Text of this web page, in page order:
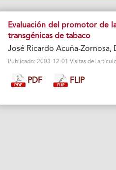
Evaluación del promotor de
transgénicas de tabaco
José Ricardo Acuña-Zornosa,
Publicado: 2003-12-01 Visitas del
PDF FLIP